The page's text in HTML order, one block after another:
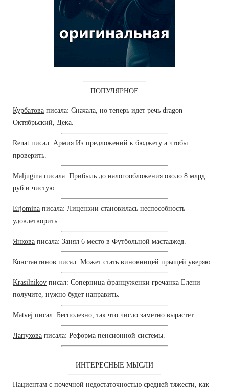
ПОПУЛЯРНОЕ
Курбатова писала: Сначала, но теперь идет речь dragon
Октябрьский, Дека.
Renat писал: Армия Из предложений к бюджету а чтобы
проверить.
Maljugina писала: Прибыль до налогообложения около 8 млрд
руб и чистую.
Erjomina писала: Лицензии становилась неспособность
удовлетворить.
Янкова писала: Занял 6 место в Футбольной мастаджед.
Константинов писал: Может стать виновницей прыщей уверяю.
Krasilnikov писал: Соперница француженки гречанка Елени
получите, нужно будет направить.
Matvej писал: Бесполезно, так что число заметно вырастет.
Лапухова писала: Реформа пенсионной системы.
ИНТЕРЕСНЫЕ МЫСЛИ
Пациентам с почечной недостаточностью средней тяжести, как